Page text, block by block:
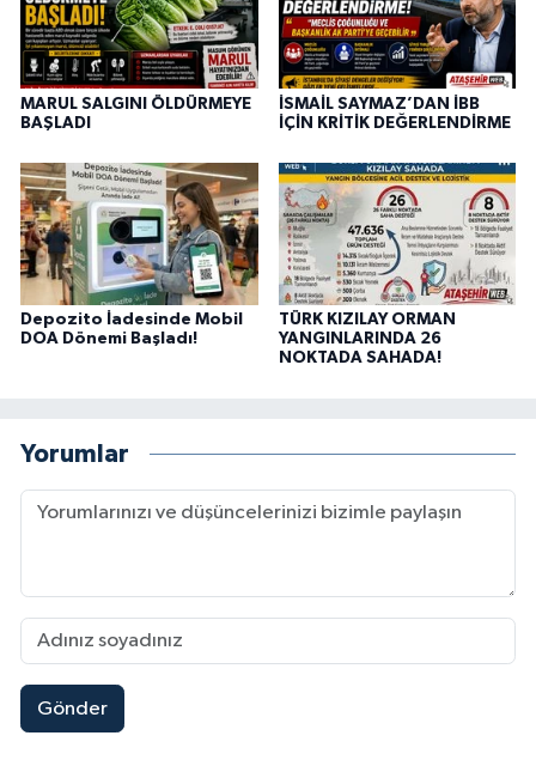
MARUL SALGINI ÖLDÜRMEYE
BAŞLADI
İSMAİL SAYMAZ’DAN İBB
İÇİN KRİTİK DEĞERLENDİRME
Depozito İadesinde Mobil
DOA Dönemi Başladı!
TÜRK KIZILAY ORMAN
YANGINLARINDA 26
NOKTADA SAHADA!
Yorumlar
Gönder